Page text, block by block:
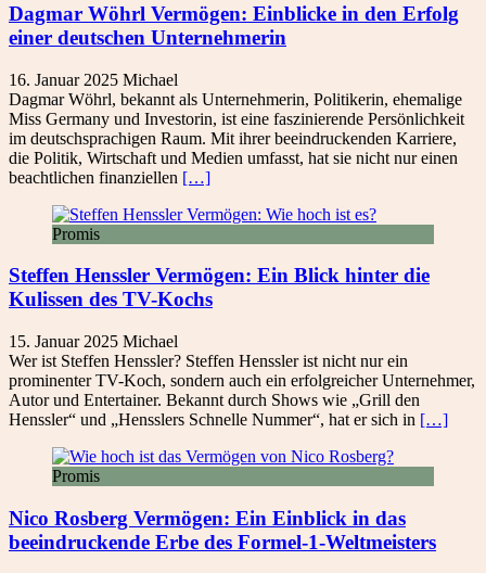
Dagmar Wöhrl Vermögen: Einblicke in den Erfolg
einer deutschen Unternehmerin
16. Januar 2025 Michael
Dagmar Wöhrl, bekannt als Unternehmerin, Politikerin, ehemalige
Miss Germany und Investorin, ist eine faszinierende Persönlichkeit
im deutschsprachigen Raum. Mit ihrer beeindruckenden Karriere,
die Politik, Wirtschaft und Medien umfasst, hat sie nicht nur einen
beachtlichen finanziellen […]
Promis
Steffen Henssler Vermögen: Ein Blick hinter die
Kulissen des TV-Kochs
15. Januar 2025 Michael
Wer ist Steffen Henssler? Steffen Henssler ist nicht nur ein
prominenter TV-Koch, sondern auch ein erfolgreicher Unternehmer,
Autor und Entertainer. Bekannt durch Shows wie „Grill den
Henssler“ und „Hensslers Schnelle Nummer“, hat er sich in […]
Promis
Nico Rosberg Vermögen: Ein Einblick in das
beeindruckende Erbe des Formel-1-Weltmeisters